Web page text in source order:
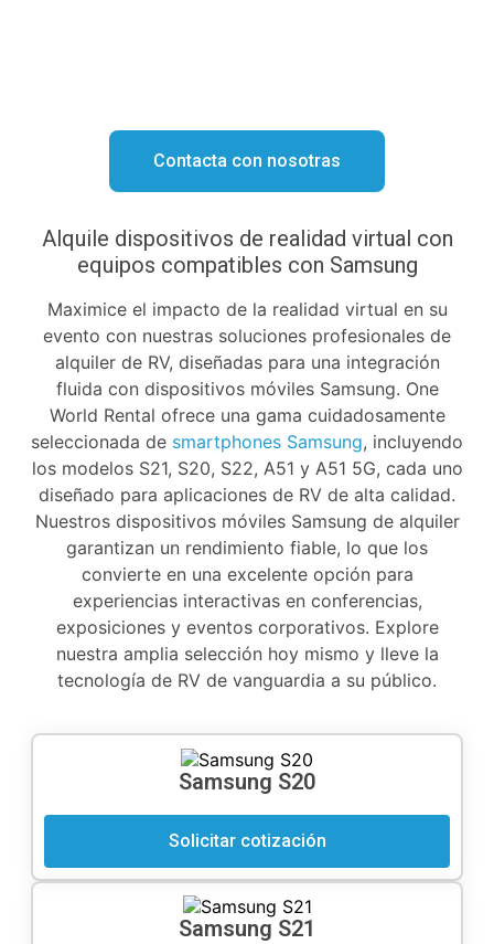
Contacta con nosotras
Alquile dispositivos de realidad virtual con
equipos compatibles con Samsung
Maximice el impacto de la realidad virtual en su
evento con nuestras soluciones profesionales de
alquiler de RV, diseñadas para una integración
fluida con dispositivos móviles Samsung. One
World Rental ofrece una gama cuidadosamente
seleccionada de smartphones Samsung, incluyendo
los modelos S21, S20, S22, A51 y A51 5G, cada uno
diseñado para aplicaciones de RV de alta calidad.
Nuestros dispositivos móviles Samsung de alquiler
garantizan un rendimiento fiable, lo que los
convierte en una excelente opción para
experiencias interactivas en conferencias,
exposiciones y eventos corporativos. Explore
nuestra amplia selección hoy mismo y lleve la
tecnología de RV de vanguardia a su público.
Samsung S20
Solicitar cotización
Samsung S21